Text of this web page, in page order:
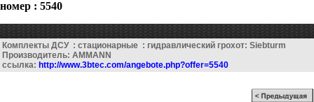
номер : 5540
Комплекты ДСУ : стационарные : гидравлический грохот: Siebturm
Производитель: AMMANN
ссылка: http://www.3btec.com/angebote.php?offer=5540